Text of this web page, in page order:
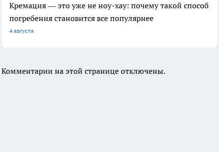
Кремация — это уже не ноу-хау: почему такой способ
погребения становится все популярнее
4 августа
Комментарии на этой странице отключены.